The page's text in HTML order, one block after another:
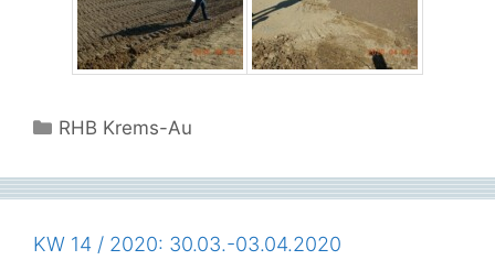
Kategorien
RHB Krems-Au
KW 14 / 2020: 30.03.-03.04.2020